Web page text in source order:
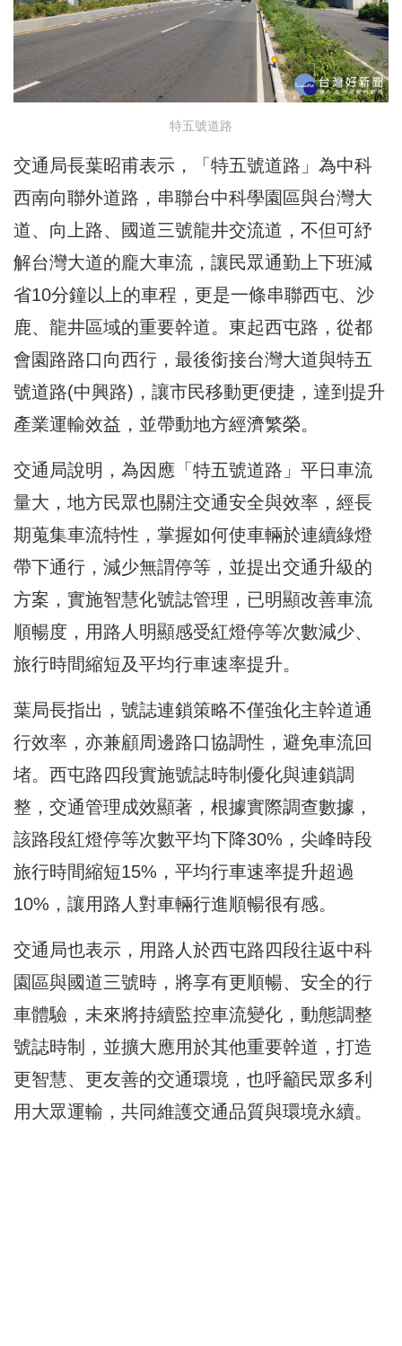
特五號道路
交通局長葉昭甫表示，「特五號道路」為中科
西南向聯外道路，串聯台中科學園區與台灣大
道、向上路、國道三號龍井交流道，不但可紓
解台灣大道的龐大車流，讓民眾通勤上下班減
省10分鐘以上的車程，更是一條串聯西屯、沙
鹿、龍井區域的重要幹道。東起西屯路，從都
會園路路口向西行，最後銜接台灣大道與特五
號道路(中興路)，讓市民移動更便捷，達到提升
產業運輸效益，並帶動地方經濟繁榮。
交通局說明，為因應「特五號道路」平日車流
量大，地方民眾也關注交通安全與效率，經長
期蒐集車流特性，掌握如何使車輛於連續綠燈
帶下通行，減少無謂停等，並提出交通升級的
方案，實施智慧化號誌管理，已明顯改善車流
順暢度，用路人明顯感受紅燈停等次數減少、
旅行時間縮短及平均行車速率提升。
葉局長指出，號誌連鎖策略不僅強化主幹道通
行效率，亦兼顧周邊路口協調性，避免車流回
堵。西屯路四段實施號誌時制優化與連鎖調
整，交通管理成效顯著，根據實際調查數據，
該路段紅燈停等次數平均下降30%，尖峰時段
旅行時間縮短15%，平均行車速率提升超過
10%，讓用路人對車輛行進順暢很有感。
交通局也表示，用路人於西屯路四段往返中科
園區與國道三號時，將享有更順暢、安全的行
車體驗，未來將持續監控車流變化，動態調整
號誌時制，並擴大應用於其他重要幹道，打造
更智慧、更友善的交通環境，也呼籲民眾多利
用大眾運輸，共同維護交通品質與環境永續。